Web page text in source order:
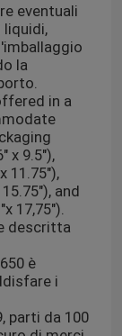
eventuali
la
in a
x 9.5"),
11.75"),
and
17,75").
descritta
è
i
parti da 100